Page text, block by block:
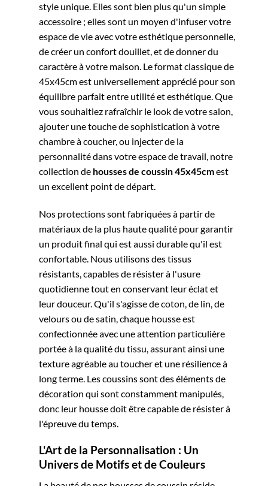
style unique. Elles sont bien plus qu'un simple
accessoire ; elles sont un moyen d'infuser votre
espace de vie avec votre esthétique personnelle,
de créer un confort douillet, et de donner du
caractère à votre maison. Le format classique de
45x45cm est universellement apprécié pour son
équilibre parfait entre utilité et esthétique. Que
vous souhaitiez rafraîchir le look de votre salon,
ajouter une touche de sophistication à votre
chambre à coucher, ou injecter de la
personnalité dans votre espace de travail, notre
collection de housses de coussin 45x45cmest
un excellent point de départ.
Nos protections sont fabriquées à partir de
matériaux de la plus haute qualité pour garantir
un produit final qui est aussi durable qu'il est
confortable. Nous utilisons des tissus
résistants, capables de résister à l'usure
quotidienne tout en conservant leur éclat et
leur douceur. Qu'il s'agisse de coton, de lin, de
velours ou de satin, chaque housse est
confectionnée avec une attention particulière
portée à la qualité du tissu, assurant ainsi une
texture agréable au toucher et une résilience à
long terme. Les coussins sont des éléments de
décoration qui sont constamment manipulés,
donc leur housse doit être capable de résister à
l'épreuve du temps.
L'Art de la Personnalisation : Un
Univers de Motifs et de Couleurs